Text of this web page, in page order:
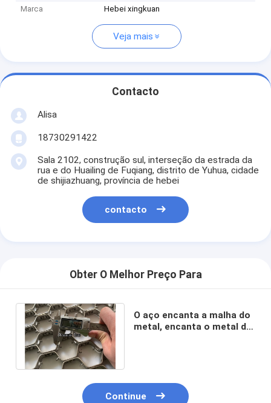
Marca
Hebei xingkuan
Veja mais
Contacto
Alisa
18730291422
Sala 2102, construção sul, interseção da estrada da
rua e do Huailing de Fuqiang, distrito de Yuhua, cidade
de shijiazhuang, província de hebei
contacto
Obter O Melhor Preço Para
O aço encanta a malha do
metal, encanta o metal de
Continue